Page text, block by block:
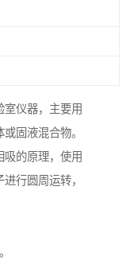
仪器，主要用
固液混合物。
的原理，使用
行圆周运转，